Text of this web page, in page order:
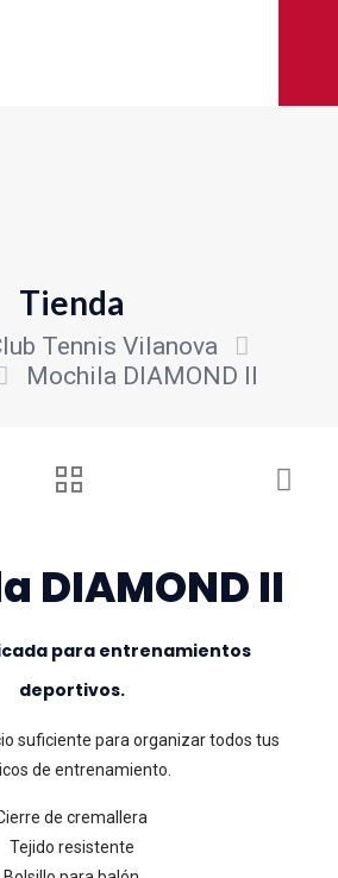
Tienda
Tennis Vilanova
Mochila DIAMOND II
DIAMOND II
para entrenamientos
deportivos.
suficiente para organizar todos tus
de entrenamiento.
de cremallera
Tejido resistente